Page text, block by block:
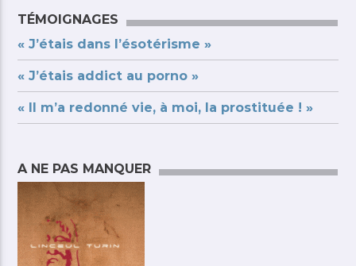
TÉMOIGNAGES
« J’étais dans l’ésotérisme »
« J’étais addict au porno »
« Il m’a redonné vie, à moi, la prostituée ! »
A NE PAS MANQUER